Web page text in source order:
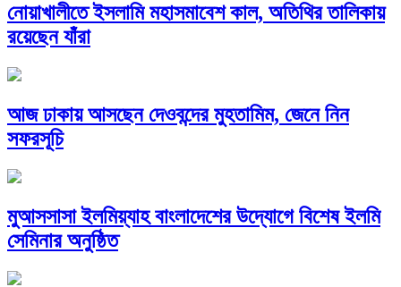
নোয়াখালীতে ইসলামি মহাসমাবেশ কাল, অতিথির তালিকায়
রয়েছেন যাঁরা
আজ ঢাকায় আসছেন দেওবন্দের মুহতামিম, জেনে নিন
সফরসূচি
মুআসসাসা ইলমিয়্যাহ বাংলাদেশের উদ্যোগে বিশেষ ইলমি
সেমিনার অনুষ্ঠিত